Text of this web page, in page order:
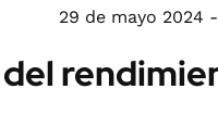
MÉXICO
MUNDO
29 de mayo 2024 -